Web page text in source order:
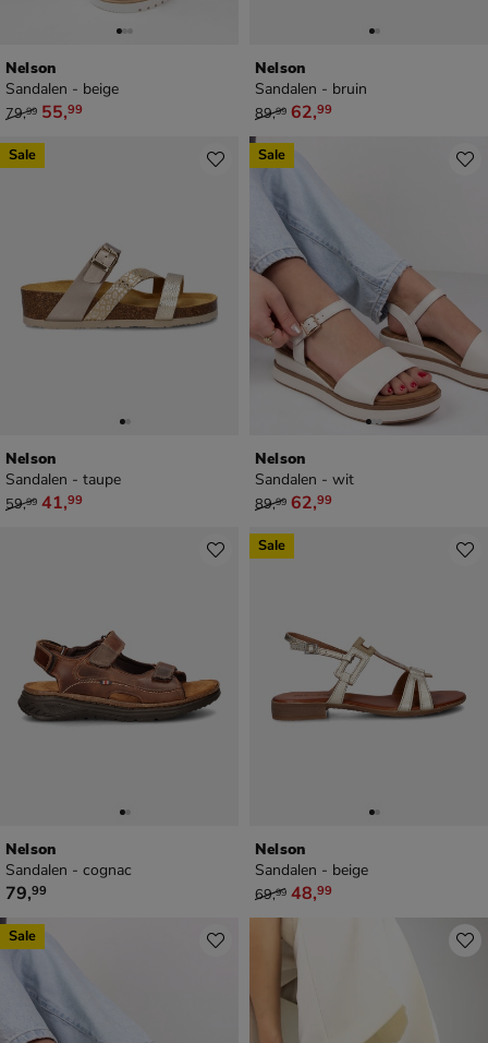
Nelson
Sandalen - beige
van € 79,99 voor € 55,99
79,99 55,99
Nelson
Sandalen - bruin
van € 89,99 voor € 62,99
89,99 62,99
Nelson
Sandalen - taupe
van € 59,99 voor € 41,99
59,99 41,99
Sale
Nelson
Sandalen - wit
van € 89,99 voor € 62,99
89,99 62,99
Sale
Nelson
Sandalen - cognac
€ 79,99
79,99
Nelson
Sandalen - beige
van € 69,99 voor € 48,99
69,99 48,99
Sale
Sale